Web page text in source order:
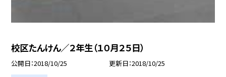
校区たんけん／２年生（１０月２５日）
公開日 2018/10/25 更新日 2018/10/25